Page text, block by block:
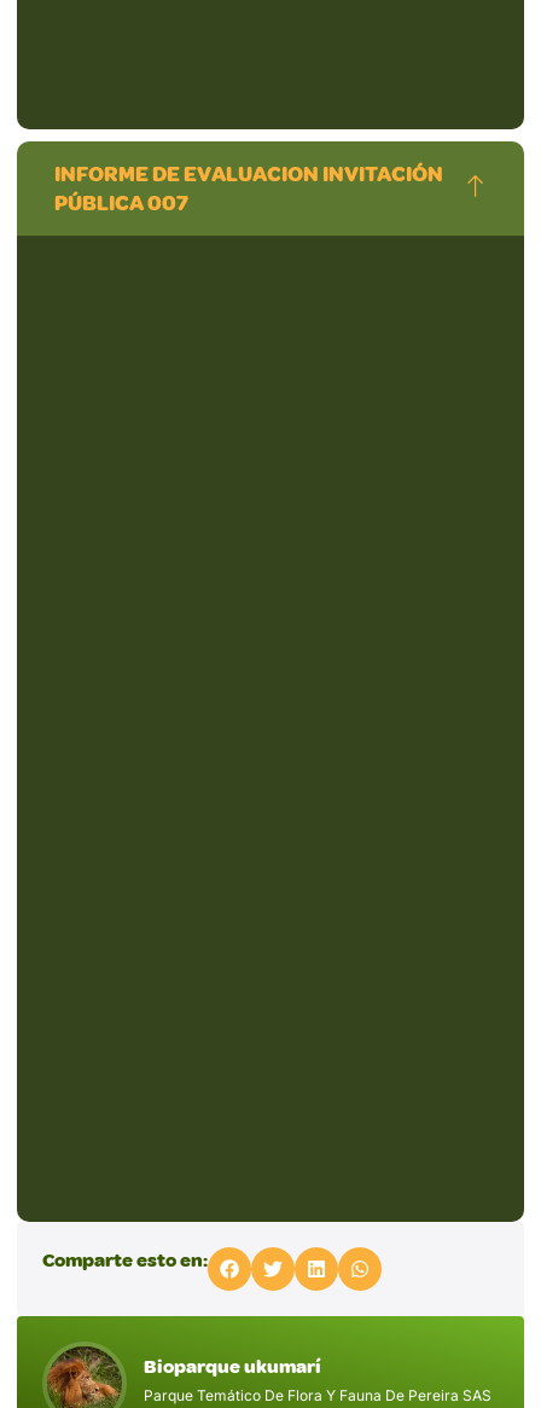
INFORME DE EVALUACION INVITACIÓN
PÚBLICA 007
Comparte esto en:
Bioparque ukumarí
Parque Temático De Flora Y Fauna De Pereira SAS